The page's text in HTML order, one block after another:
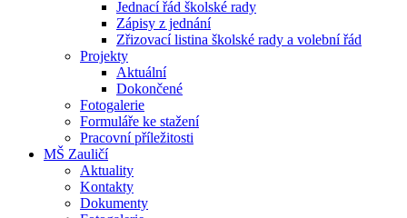
Jednací řád školské rady
Zápisy z jednání
Zřizovací listina školské rady a volební řád
Projekty
Aktuální
Dokončené
Fotogalerie
Formuláře ke stažení
Pracovní příležitosti
MŠ Zauličí
Aktuality
Kontakty
Dokumenty